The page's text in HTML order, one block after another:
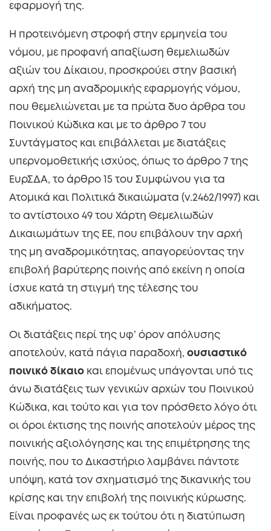
εφαρμογή της.
Η προτεινόμενη στροφή στην ερμηνεία του
νόμου, με προφανή απαξίωση θεμελιωδών
αξιών του Δίκαιου, προσκρούει στην βασική
αρχή της μη αναδρομικής εφαρμογής νόμου,
που θεμελιώνεται με τα πρώτα δυο άρθρα του
Ποινικού Κώδικα και με το άρθρο 7 του
Συντάγματος και επιβάλλεται με διατάξεις
υπερνομοθετικής ισχύος, όπως το άρθρο 7 της
ΕυρΣΔΑ, το άρθρο 15 του Συμφώνου για τα
Ατομικά και Πολιτικά δικαιώματα (ν.2462/1997) και
το αντίστοιχο 49 του Χάρτη Θεμελιωδών
Δικαιωμάτων της ΕΕ, που επιβάλουν την αρχή
της μη αναδρομικότητας, απαγορεύοντας την
επιβολή βαρύτερης ποινής από εκείνη η οποία
ίσχυε κατά τη στιγμή της τέλεσης του
αδικήματος.
Οι διατάξεις περί της υφ’ όρον απόλυσης
αποτελούν, κατά πάγια παραδοχή, ουσιαστικό
ποινικό δίκαιο και επομένως υπάγονται υπό τις
άνω διατάξεις των γενικών αρχών του Ποινικού
Κώδικα, και τούτο και για τον πρόσθετο λόγο ότι
οι όροι έκτισης της ποινής αποτελούν μέρος της
ποινικής αξιολόγησης και της επιμέτρησης της
ποινής, που το Δικαστήριο λαμβάνει πάντοτε
υπόψη, κατά τον σχηματισμό της δικανικής του
κρίσης και την επιβολή της ποινικής κύρωσης.
Είναι προφανές ως εκ τούτου ότι η διατύπωση